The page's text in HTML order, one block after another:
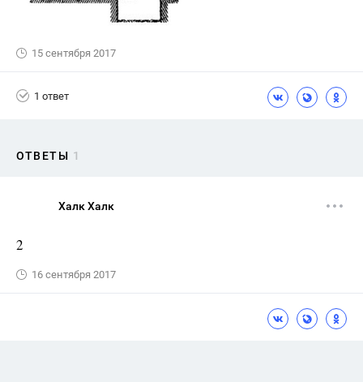
15 сентября 2017
1 ответ
ОТВЕТЫ 1
Халк Халк
2
16 сентября 2017